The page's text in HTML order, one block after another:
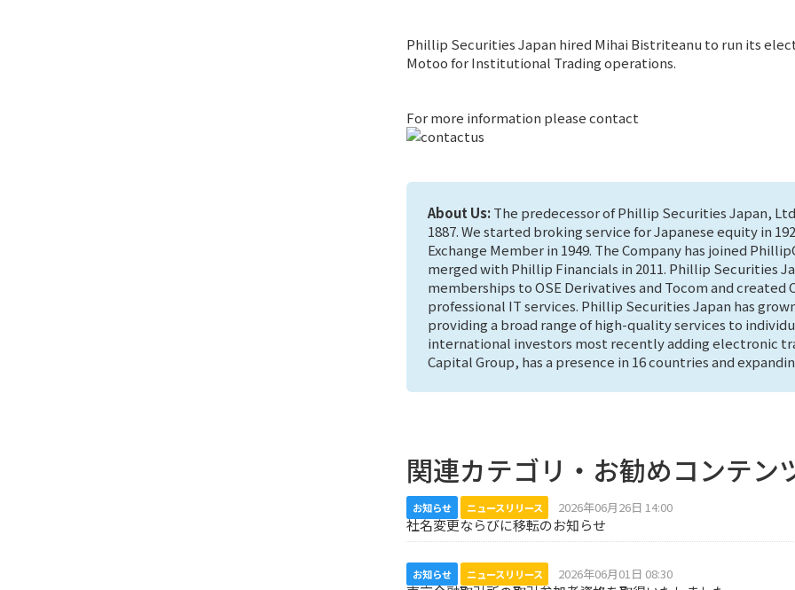
Phillip Securities Japan hired Mihai Bistriteanu to run its
Motoo for Institutional Trading operations.
For more information please contact
About Us:The predecessor of Phillip Securities Japan,
1887. We started broking service for Japanese equity in
Exchange Member in 1949. The Company has joined
merged with Phillip Financials in 2011. Phillip Securities
memberships to OSE Derivatives and Tocom and created
professional IT services. Phillip Securities Japan has
providing a broad range of high-quality services to
international investors most recently adding electronic
Capital Group, has a presence in 16 countries and
関連カテゴリ・お勧めコンテン
お知らせ ニュースリリース 2026年06月26日 14:00
社名変更ならびに移転のお知らせ
お知らせ ニュースリリース 2026年06月01日 08:30